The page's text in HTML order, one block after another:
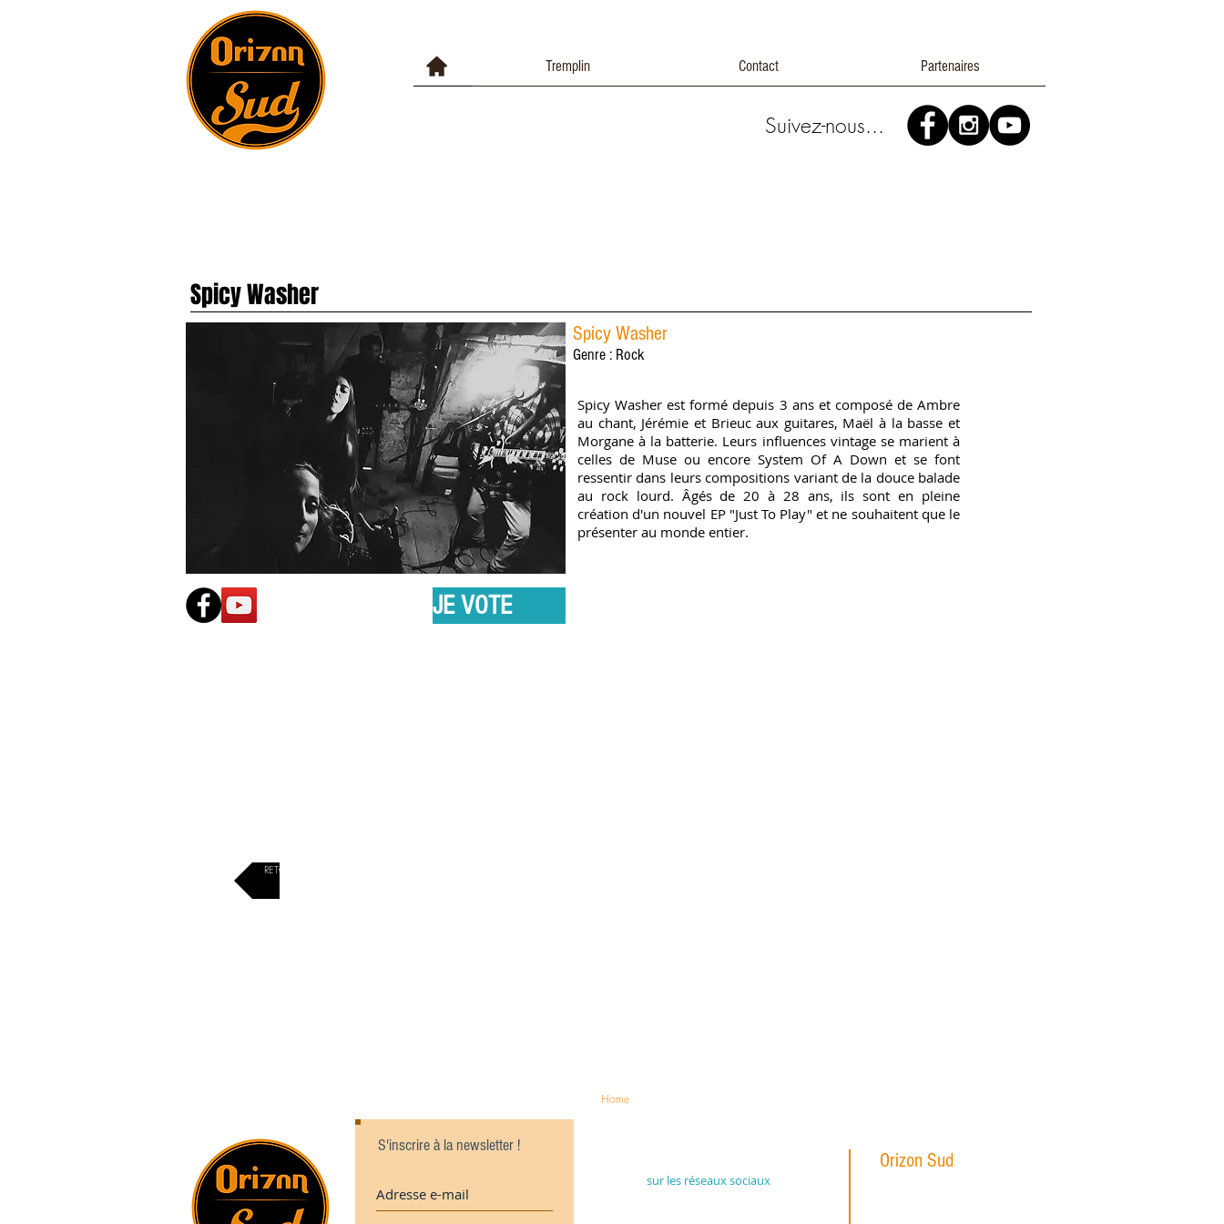
Tremplin Contact Partenaires
Suivez-nous...
Spicy Washer
JE VOTE
Spicy Washer
Genre : Rock
Spicy Washer est formé depuis 3 ans et composé de Ambre
au chant, Jérémie et Brieuc aux guitares, Maël à la basse et
Morgane à la batterie. Leurs influences vintage se marient à
celles de Muse ou encore System Of A Down et se font
ressentir dans leurs compositions variant de la douce balade
au rock lourd. Âgés de 20 à 28 ans, ils sont en pleine
création d'un nouvel EP "Just To Play" et ne souhaitent que le
présenter au monde entier.
RETOUR À LA LISTE
sur les réseaux sociaux
Home
S'inscrire à la newsletter !
Orizon Sud